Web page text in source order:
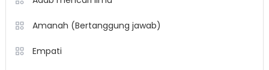
Amanah (Bertanggung jawab)
Empati